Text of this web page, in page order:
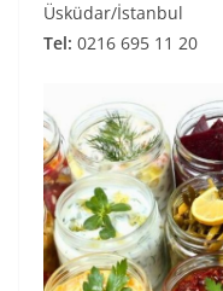
Üsküdar/İstanbul
Tel: 0216 695 11 20